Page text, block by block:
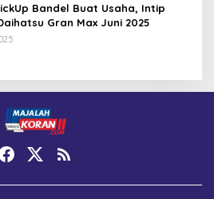
Bandel Buat Usaha, Intip
Gran Max Juni 2025